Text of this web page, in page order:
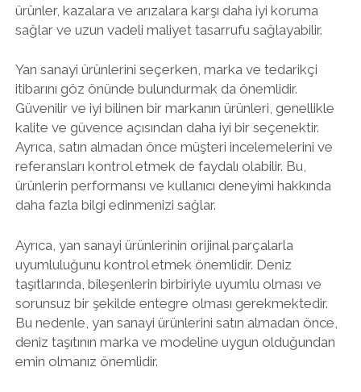
ürünler, kazalara ve arızalara karşı daha iyi koruma
sağlar ve uzun vadeli maliyet tasarrufu sağlayabilir.
Yan sanayi ürünlerini seçerken, marka ve tedarikçi
itibarını göz önünde bulundurmak da önemlidir.
Güvenilir ve iyi bilinen bir markanın ürünleri, genellikle
kalite ve güvence açısından daha iyi bir seçenektir.
Ayrıca, satın almadan önce müşteri incelemelerini ve
referansları kontrol etmek de faydalı olabilir. Bu,
ürünlerin performansı ve kullanıcı deneyimi hakkında
daha fazla bilgi edinmenizi sağlar.
Ayrıca, yan sanayi ürünlerinin orijinal parçalarla
uyumluluğunu kontrol etmek önemlidir. Deniz
taşıtlarında, bileşenlerin birbiriyle uyumlu olması ve
sorunsuz bir şekilde entegre olması gerekmektedir.
Bu nedenle, yan sanayi ürünlerini satın almadan önce,
deniz taşıtının marka ve modeline uygun olduğundan
emin olmanız önemlidir.